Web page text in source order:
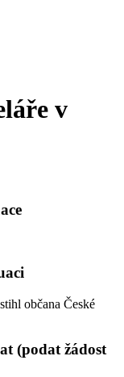
v
občana České
(podat žádost